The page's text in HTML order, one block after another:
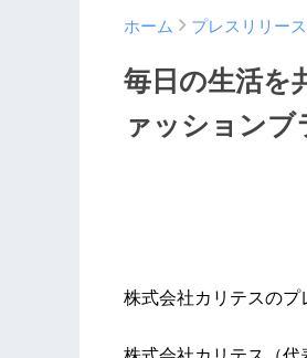
ホーム プレスリリース
毎日の生活を
ァッションブ
株式会社カリテスのプ